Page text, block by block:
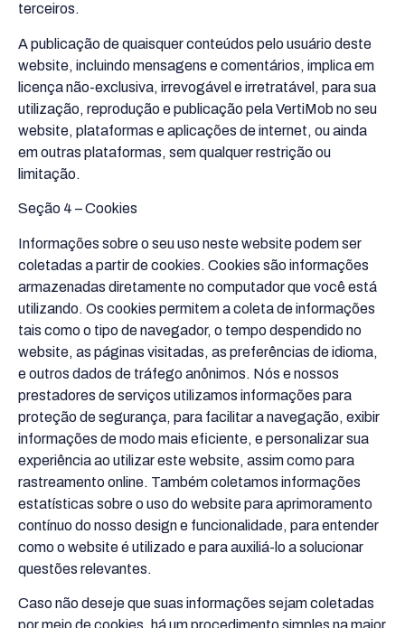
terceiros.
A publicação de quaisquer conteúdos pelo usuário deste
website, incluindo mensagens e comentários, implica em
licença não-exclusiva, irrevogável e irretratável, para sua
utilização, reprodução e publicação pela VertiMob no seu
website, plataformas e aplicações de internet, ou ainda
em outras plataformas, sem qualquer restrição ou
limitação.
Seção 4 – Cookies
Informações sobre o seu uso neste website podem ser
coletadas a partir de cookies. Cookies são informações
armazenadas diretamente no computador que você está
utilizando. Os cookies permitem a coleta de informações
tais como o tipo de navegador, o tempo despendido no
website, as páginas visitadas, as preferências de idioma,
e outros dados de tráfego anônimos. Nós e nossos
prestadores de serviços utilizamos informações para
proteção de segurança, para facilitar a navegação, exibir
informações de modo mais eficiente, e personalizar sua
experiência ao utilizar este website, assim como para
rastreamento online. Também coletamos informações
estatísticas sobre o uso do website para aprimoramento
contínuo do nosso design e funcionalidade, para entender
como o website é utilizado e para auxiliá-lo a solucionar
questões relevantes.
Caso não deseje que suas informações sejam coletadas
por meio de cookies, há um procedimento simples na maior